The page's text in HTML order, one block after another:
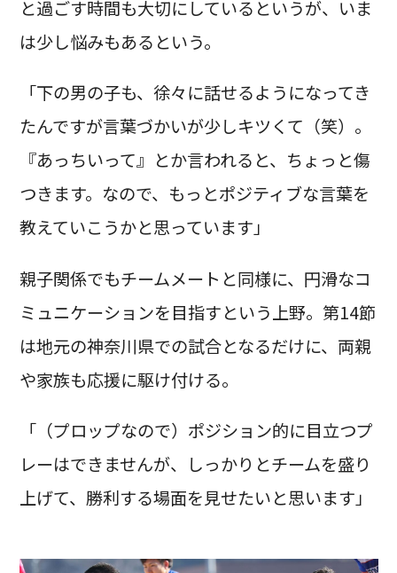
と過ごす時間も大切にしているというが、いま
は少し悩みもあるという。
「下の男の子も、徐々に話せるようになってき
たんですが言葉づかいが少しキツくて（笑）。
『あっちいって』とか言われると、ちょっと傷
つきます。なので、もっとポジティブな言葉を
教えていこうかと思っています」
親子関係でもチームメートと同様に、円滑なコ
ミュニケーションを目指すという上野。第14節
は地元の神奈川県での試合となるだけに、両親
や家族も応援に駆け付ける。
「（プロップなので）ポジション的に目立つプ
レーはできませんが、しっかりとチームを盛り
上げて、勝利する場面を見せたいと思います」